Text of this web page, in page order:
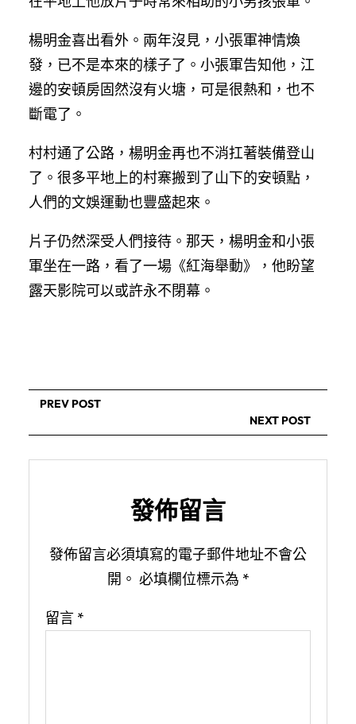
楊明金喜出看外。兩年沒見，小張軍神情煥
發，已不是本來的樣子了。小張軍告知他，江
邊的安頓房固然沒有火塘，可是很熱和，也不
斷電了。
村村通了公路，楊明金再也不消扛著裝備登山
了。很多平地上的村寨搬到了山下的安頓點，
人們的文娛運動也豐盛起來。
片子仍然深受人們接待。那天，楊明金和小張
軍坐在一路，看了一場《紅海舉動》，他盼望
露天影院可以或許永不閉幕。
PREV POST
NEXT POST
發佈留言
發佈留言必須填寫的電子郵件地址不會公
開。 必填欄位標示為 *
留言 *